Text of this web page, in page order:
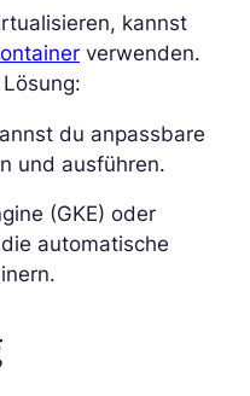
kannst
verwenden.
du anpassbare
und ausführen.
(GKE) oder
automatische